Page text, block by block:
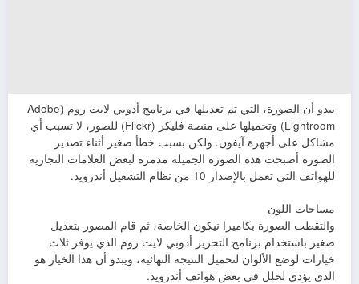
يبدو أن الصورة، التي تم تعديلها في برنامج أدوبي لايت روم (Adobe
Lightroom) وتحميلها على منصة فليكر (Flickr) للصور، لا تسبب أي
مشاكل على أجهزة آيفون. ولكن بسبب خطأ صغير أثناء تصدير
الصورة أصبحت هذه الصورة الجميلة مدمرة لبعض العلامات التجارية
للهواتف التي تعمل بالإصدار 10 من نظام التشغيل أندرويد.
مساحات اللون
والتقطت الصورة بكاميرا نيكون الخاصة، ثم قام المصور بتعديل
صغير باستخدام برنامج التحرير أدوبي لايت روم الذي يوفر ثلاث
خيارات لوضع الألوان لتحميل النتيجة النهائية، ويبدو أن هذا الخيار هو
الذي يؤدي لخلل في بعض هواتف أندرويد.